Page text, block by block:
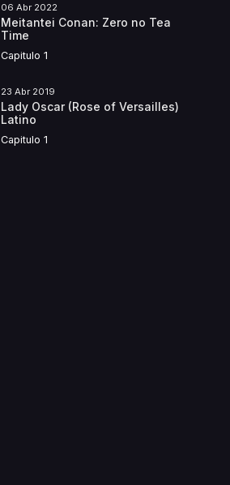
06 Abr 2022
Meitantei Conan: Zero no Tea
Time
Capitulo 1
23 Abr 2019
Lady Oscar (Rose of Versailles)
Latino
Capitulo 1